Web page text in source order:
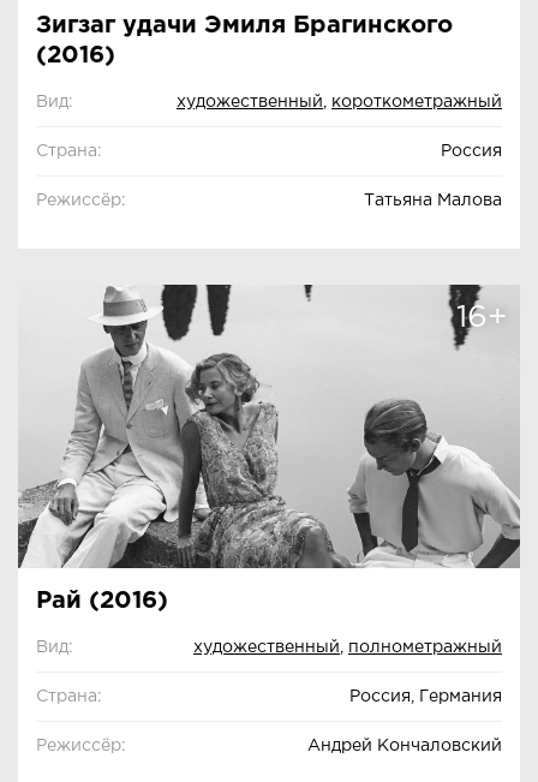
Зигзаг удачи Эмиля Брагинского
(2016)
Вид: художественный короткометражный
Страна: Россия
Режиссёр: Татьяна Малова
16+
Рай (2016)
Вид: художественный полнометражный
Страна: Россия, Германия
Режиссёр: Андрей Кончаловский